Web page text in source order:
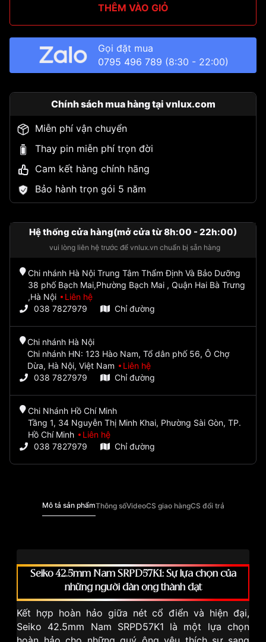
THÊM VÀO GIỎ
Gọi đặt mua
0795 496 789 (8:30 - 22:00)
Chính sách mua hàng tại vnlux.com
Miễn phí vận chuyển
Thay pin miễn phí trọn đời
Cam kết hàng chính hãng
Bảo hành trọn gói 5 năm
Hệ thống cửa hàng(mở cửa từ 8h:00 - 22h:00)
vui lòng liên hệ trước để vnlux.vn chuẩn bị sẵn hàng
Chi nhánh Hà Nội Trung Tâm Thẩm Định Và Bảo Dưỡng
38 phố Bạch Mai,Phường Bạch Mai , Quận Hai Bà Trưng
,Hà Nội
Liên hệ
038 7827979
Chỉ đường
Chi nhánh Hà Nội
Chi nhánh HN: 123 Hào Nam, Tổ dân phố 56, Ô Chợ
Dừa, Hà Nội, Việt Nam
Liên hệ
038 7827979
Chỉ đường
Chi Nhánh Hồ Chí Minh
Tầng 1, 34 Nguyễn Thị Minh Khai, Phường Sài Gòn, TP.
Hồ Chí Minh
Liên hệ
038 7827979
Chỉ đường
Mô tả sản phẩmThông sốVideoCS giao hàngCS đổi trả
Seiko 42.5mm Nam SRPD57K1: Sự lựa chọn của
những người đàn ông thành đạt
Kết hợp hoàn hảo giữa nét cổ điển và hiện đại,
Seiko 42.5mm Nam SRPD57K1 là một lựa chọn